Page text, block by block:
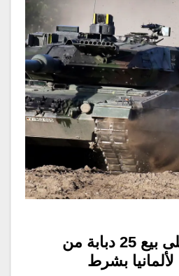
سويسرا توافق على بيع 25 دبابة من